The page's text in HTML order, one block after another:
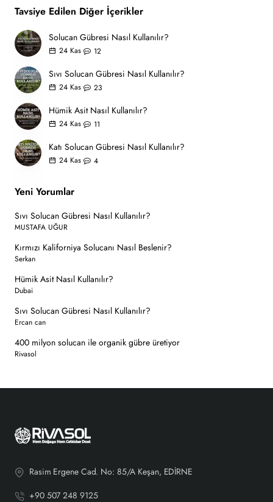
Tavsiye Edilen Diğer İçerikler
Solucan Gübresi Nasıl Kullanılır?
24 Kas 12
Sıvı Solucan Gübresi Nasıl Kullanılır?
24 Kas 23
Hümik Asit Nasıl Kullanılır?
24 Kas 11
Katı Solucan Gübresi Nasıl Kullanılır?
24 Kas 4
Yeni Yorumlar
Sıvı Solucan Gübresi Nasıl Kullanılır?
MUSTAFA UĞUR
Kırmızı Kaliforniya Solucanı Nasıl Beslenir?
Serkan
Hümik Asit Nasıl Kullanılır?
Dubai
Sıvı Solucan Gübresi Nasıl Kullanılır?
Ercan can
400 milyon solucan ile organik gübre üretiyor
Rivasol
Rasim Ergene Cad. No: 85/A Keşan, EDİRNE
+90 507 248 9125